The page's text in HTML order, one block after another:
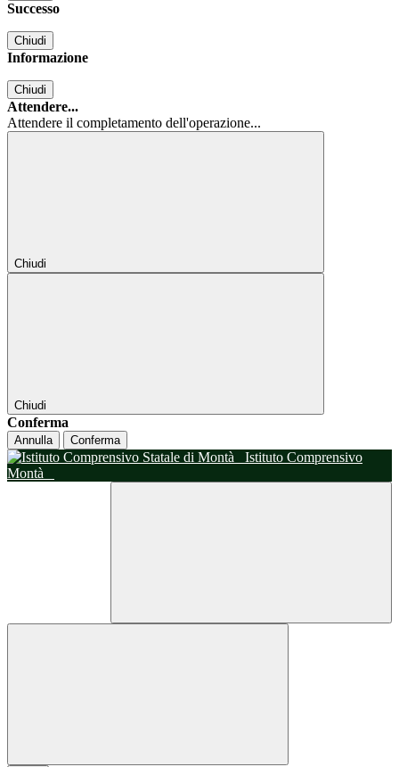
Successo
Chiudi
Informazione
Chiudi
Attendere...
Attendere il completamento dell'operazione...
Chiudi
Chiudi
Conferma
Annulla Conferma
Istituto Comprensivo
Montà